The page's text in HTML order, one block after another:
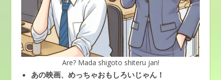
Are? Mada shigoto shiteru jan!
あの映画、めっちゃおもしろいじゃん！